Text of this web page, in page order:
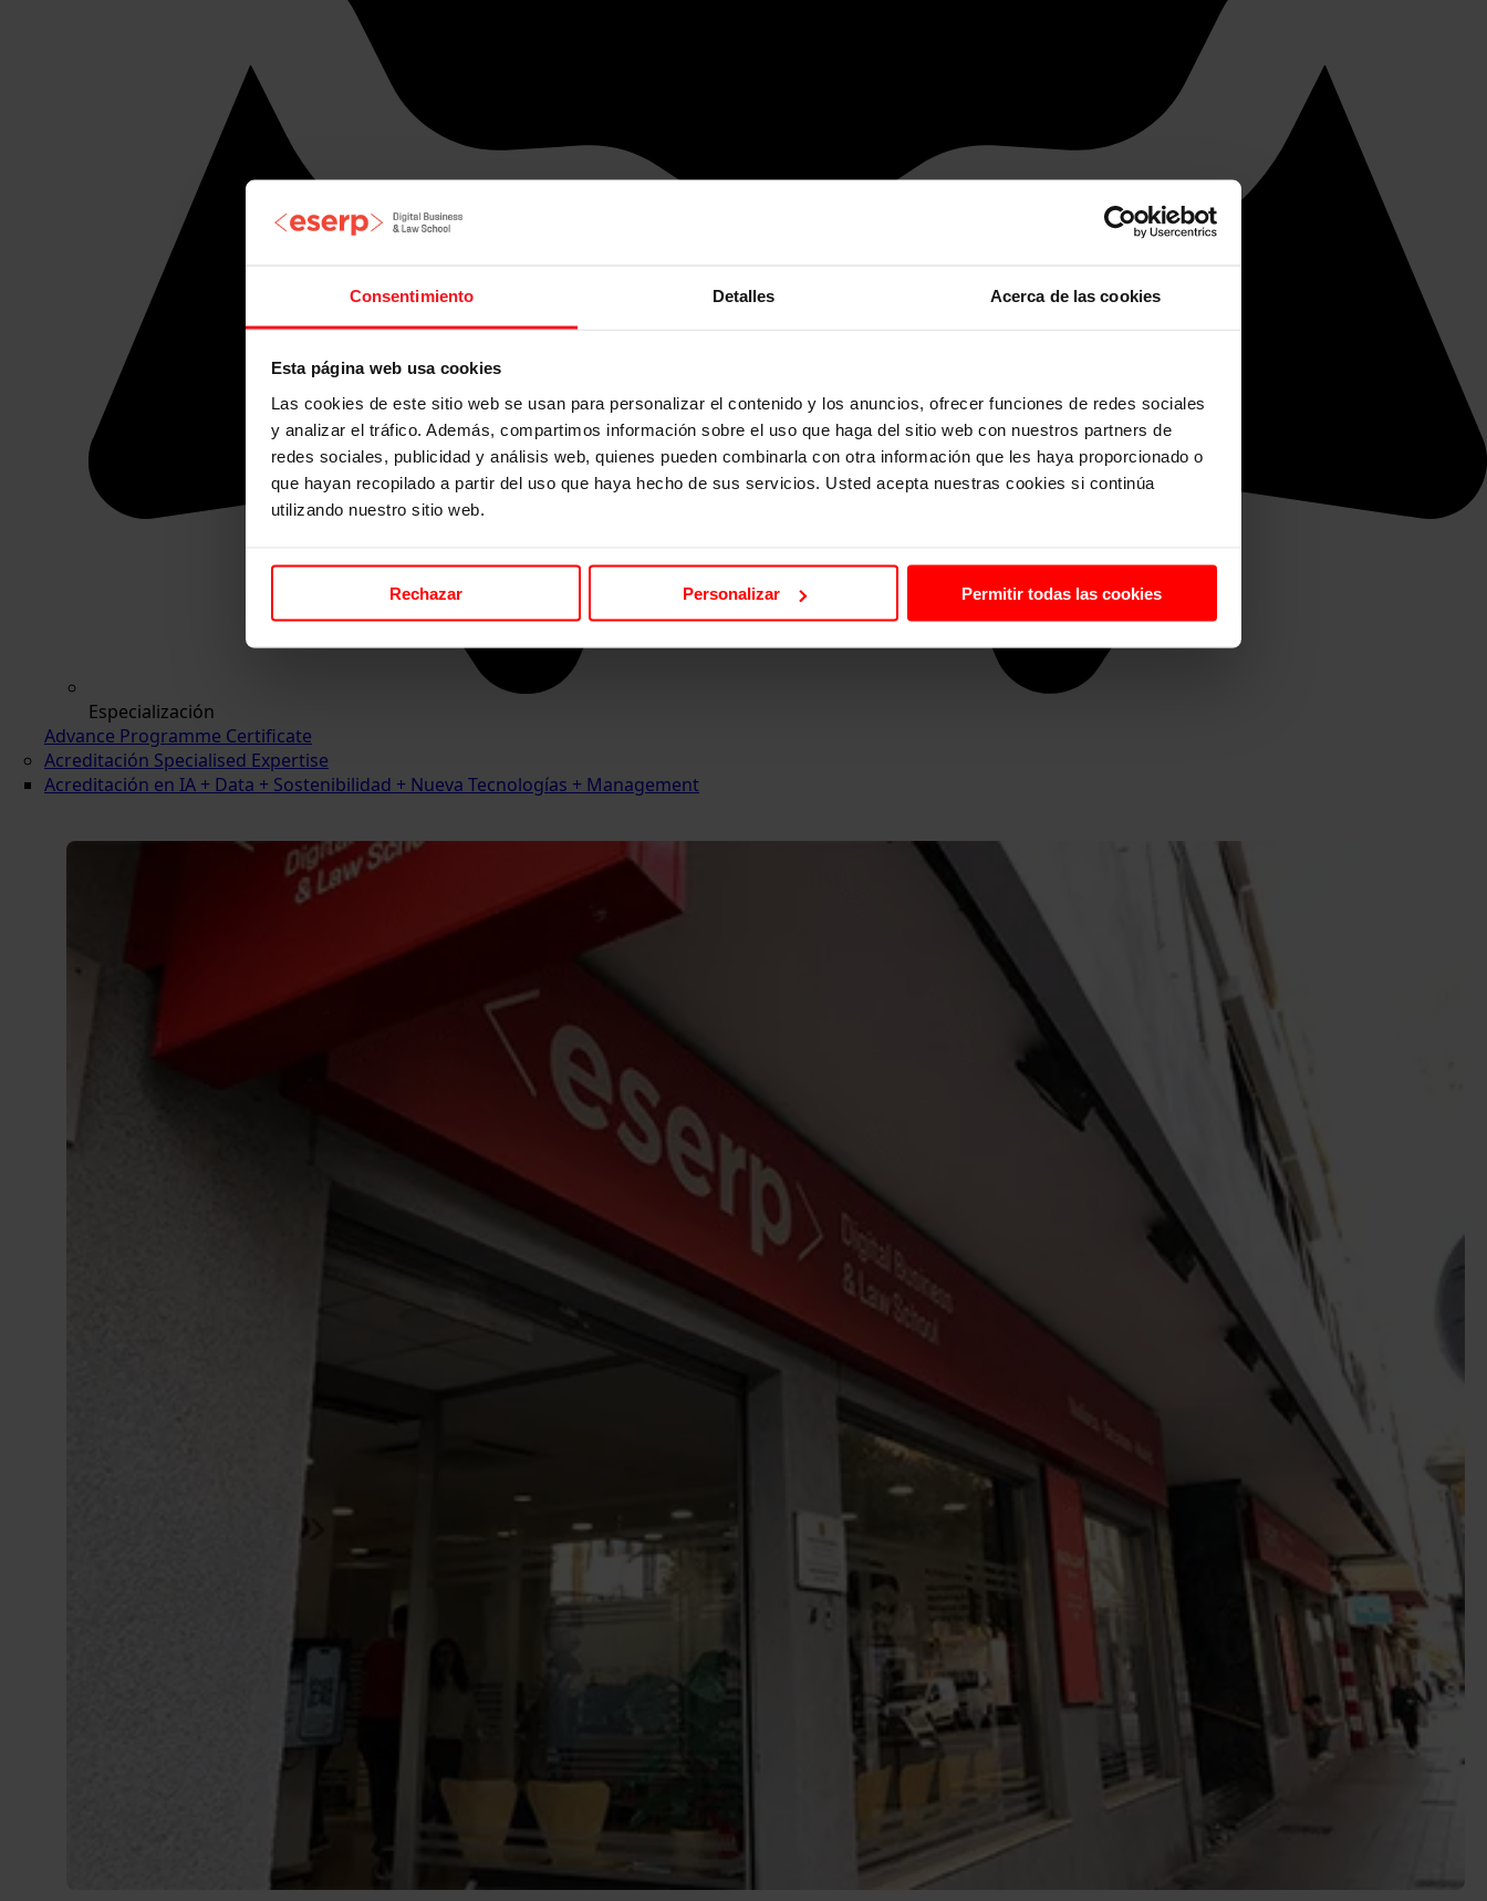
Consentimiento Detalles Acerca de las cookies
Esta página web usa cookies
Las cookies de este sitio web se usan para personalizar el contenido y los anuncios, ofrecer funciones de redes sociales
y analizar el tráfico. Además, compartimos información sobre el uso que haga del sitio web con nuestros partners de
redes sociales, publicidad y análisis web, quienes pueden combinarla con otra información que les haya proporcionado o
que hayan recopilado a partir del uso que haya hecho de sus servicios. Usted acepta nuestras cookies si continúa
utilizando nuestro sitio web.
Rechazar Personalizar Permitir todas las cookies
Especialización
Advance Programme Certificate
Acreditación Specialised Expertise
Acreditación en IA + Data + Sostenibilidad + Nueva Tecnologías + Management